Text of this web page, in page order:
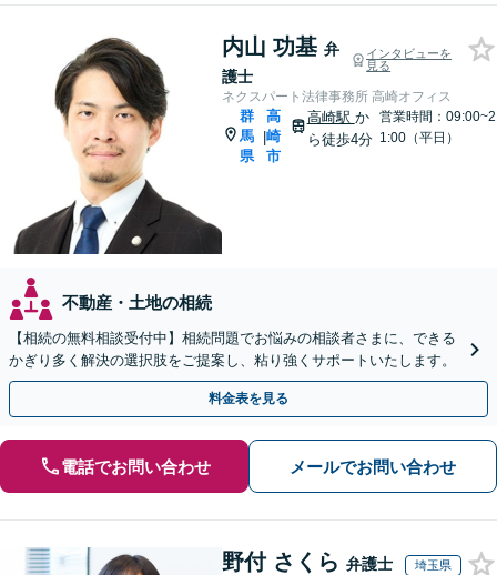
内山 功基 弁
護士
インタビューを
見る
ネクスパート法律事務所 高崎オフィス
群
馬
県
|
高
崎
市
高崎駅 か
ら徒歩4分
営業時間：09:00~2
1:00（平日）
不動産・土地の相続
【相続の無料相談受付中】相続問題でお悩みの相談者さまに、できる
かぎり多く解決の選択肢をご提案し、粘り強くサポートいたします。
料金表を見る
電話でお問い合わせ メールでお問い合わせ
野付 さくら 弁護士 埼玉県